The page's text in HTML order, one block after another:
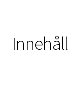
Innehåll